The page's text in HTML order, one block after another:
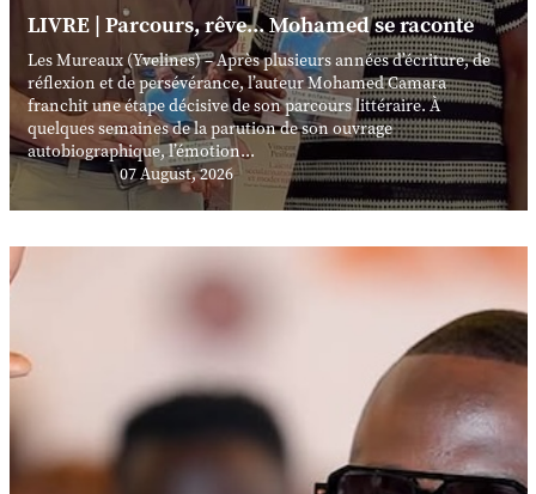
LIVRE | Parcours, rêve... Mohamed se raconte
Les Mureaux (Yvelines) – Après plusieurs années d’écriture, de
réflexion et de persévérance, l’auteur Mohamed Camara
franchit une étape décisive de son parcours littéraire. À
quelques semaines de la parution de son ouvrage
autobiographique, l’émotion...
07 August, 2026